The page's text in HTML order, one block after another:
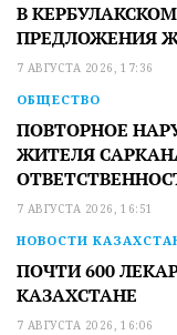
В
ПРЕДЛОЖЕНИЯ
7 АВГУСТА 2026, 17:36
ОБЩЕСТВО
ПОВТОРНОЕ
ЖИТЕЛЯ
7 АВГУСТА 2026, 16:51
НОВОСТИ
ПОЧТИ 600
КАЗАХСТАНЕ
7 АВГУСТА 2026, 16:06